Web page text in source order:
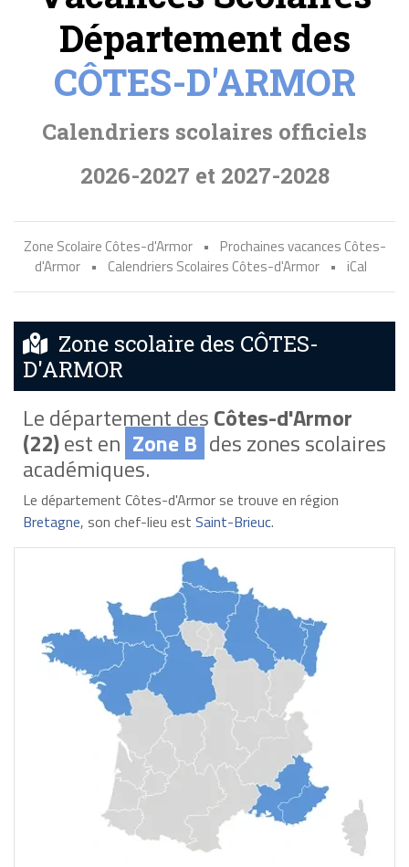
Département des
CÔTES-D'ARMOR
Calendriers scolaires officiels
2026-2027 et 2027-2028
Zone Scolaire Côtes-d'Armor •
Prochaines vacances Côtes-
d'Armor • Calendriers Scolaires Côtes-d'Armor • iCal
Zone scolaire des CÔTES-
D'ARMOR
Le département desCôtes-d'Armor
(22)est en Zone B des zones scolaires
académiques.
Le département Côtes-d'Armor se trouve en région
Bretagne, son chef-lieu est Saint-Brieuc.